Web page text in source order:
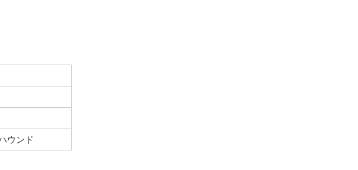
ウンド